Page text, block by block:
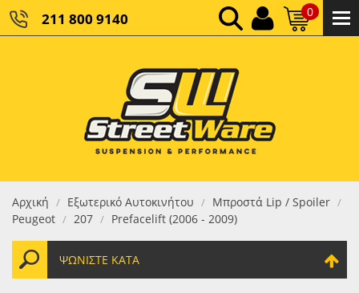
211 800 9140 0
ΚΑΘΑΡΌ ΣΎΝΟΛΟ:
ΤΕΛΙΚΌ ΣΎΝΟΛΟ:0,00 €
Αρχική / Εξωτερικό Αυτοκινήτου / Μπροστά Lip / Spoiler /
Peugeot / 207 / Prefacelift (2006 - 2009)
ΨΩΝΊΣΤΕ ΚΑΤΆ